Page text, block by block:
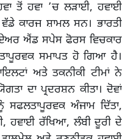
ਤੋਂ ਹਵਾ ’ਚ ਲੜਾਈ, ਹਵਾਈ
ਕਾਰਜ ਸ਼ਾਮਲ ਸਨ। ਭਾਰਤੀ
ਏਅਰ ਐਂਡ ਸਪੇਸ ਫੋਰਸ ਵਿਚਕਾਰ
ਸਮਾਪਤ ਹੋ ਗਿਆ ਹੈ।
ਅਤੇ ਤਕਨੀਕੀ ਟੀਮਾਂ ਨੇ
ਦਾ ਪ੍ਰਦਰਸ਼ਨ ਕੀਤਾ। ਦੋਵਾਂ
ਅੰਜਾਮ ਦਿੱਤਾ,
ਹਵਾਈ ਰੱਖਿਆ, ਲੰਬੀ ਦੂਰੀ ਦੇ